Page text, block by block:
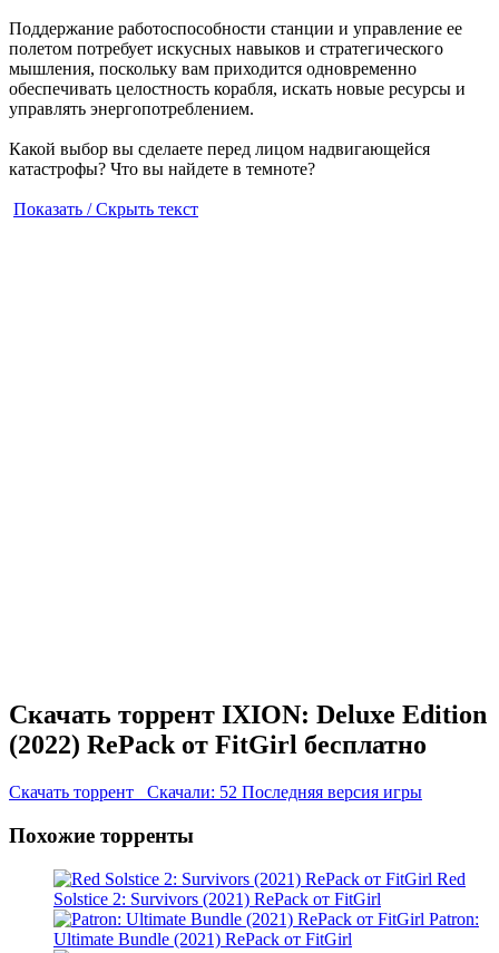
Поддержание работоспособности станции и управление ее
полетом потребует искусных навыков и стратегического
мышления, поскольку вам приходится одновременно
обеспечивать целостность корабля, искать новые ресурсы и
управлять энергопотреблением.
Какой выбор вы сделаете перед лицом надвигающейся
катастрофы? Что вы найдете в темноте?
Показать / Скрыть текст
Скачать торрент IXION: Deluxe Edition
(2022) RePack от FitGirl бесплатно
Скачать торрент Скачали: 52 Последняя версия игры
Похожие торренты
Red
Solstice 2: Survivors (2021) RePack от FitGirl
Patron:
Ultimate Bundle (2021) RePack от FitGirl